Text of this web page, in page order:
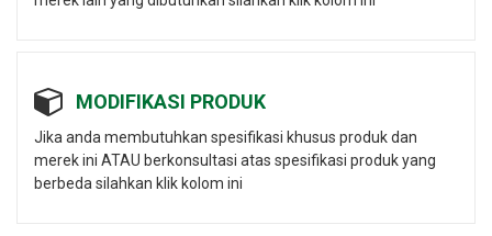
MODIFIKASI PRODUK
Jika anda membutuhkan spesifikasi khusus produk dan
merek ini ATAU berkonsultasi atas spesifikasi produk yang
berbeda silahkan klik kolom ini